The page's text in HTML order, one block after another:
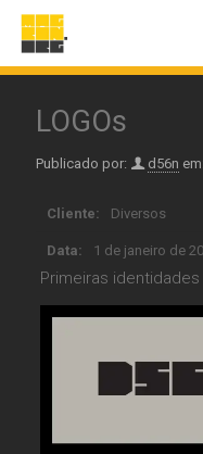
LOGOs
Publicado por: d56n em:
Cliente: Diversos
Data: 1 de janeiro de
Primeiras